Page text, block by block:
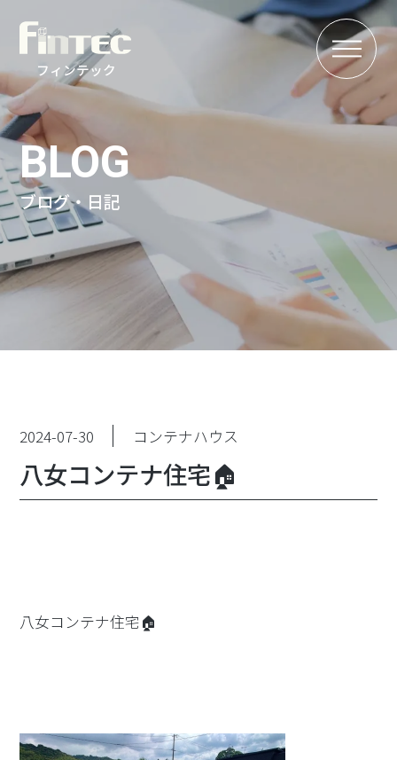
フィンテック
MENU
BLOG
ブログ・日記
2024-07-30 コンテナハウス
八女コンテナ住宅🏠
八女コンテナ住宅🏠